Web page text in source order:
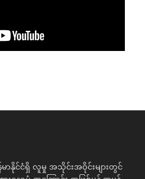
င်ငံရှိ လူမှု အသိုင်းအဝိုင်းများတွင်